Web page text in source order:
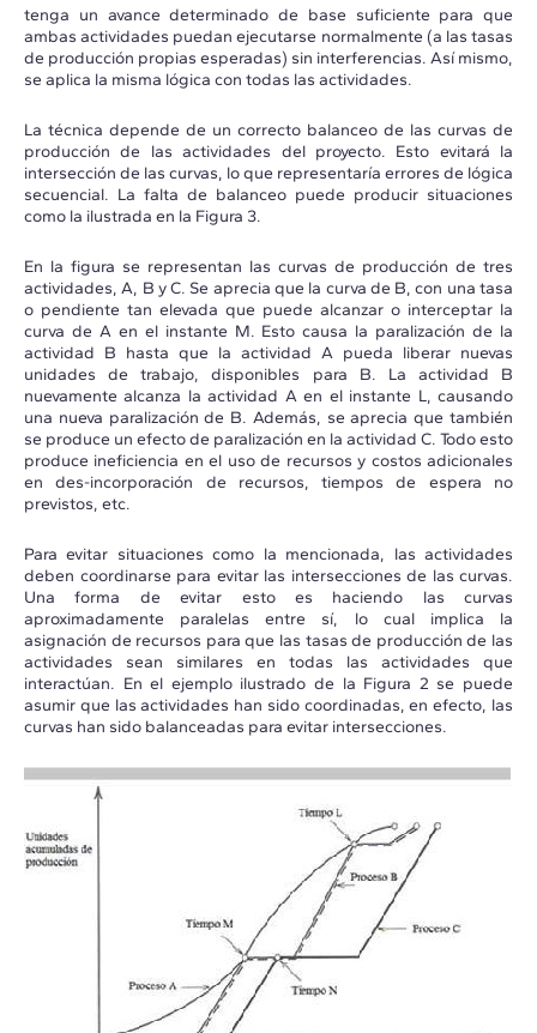
tenga un avance determinado de base suficiente para que
ambas actividades puedan ejecutarse normalmente (a las tasas
de producción propias esperadas) sin interferencias. Así mismo,
se aplica la misma lógica con todas las actividades.
La técnica depende de un correcto balanceo de las curvas de
producción de las actividades del proyecto. Esto evitará la
intersección de las curvas, lo que representaría errores de lógica
secuencial. La falta de balanceo puede producir situaciones
como la ilustrada en la Figura 3.
En la figura se representan las curvas de producción de tres
actividades, A, B y C. Se aprecia que la curva de B, con una tasa
o pendiente tan elevada que puede alcanzar o interceptar la
curva de A en el instante M. Esto causa la paralización de la
actividad B hasta que la actividad A pueda liberar nuevas
unidades de trabajo, disponibles para B. La actividad B
nuevamente alcanza la actividad A en el instante L, causando
una nueva paralización de B. Además, se aprecia que también
se produce un efecto de paralización en la actividad C. Todo esto
produce ineficiencia en el uso de recursos y costos adicionales
en des-incorporación de recursos, tiempos de espera no
previstos, etc.
Para evitar situaciones como la mencionada, las actividades
deben coordinarse para evitar las intersecciones de las curvas.
Una forma de evitar esto es haciendo las curvas
aproximadamente paralelas entre sí, lo cual implica la
asignación de recursos para que las tasas de producción de las
actividades sean similares en todas las actividades que
interactúan. En el ejemplo ilustrado de la Figura 2 se puede
asumir que las actividades han sido coordinadas, en efecto, las
curvas han sido balanceadas para evitar intersecciones.